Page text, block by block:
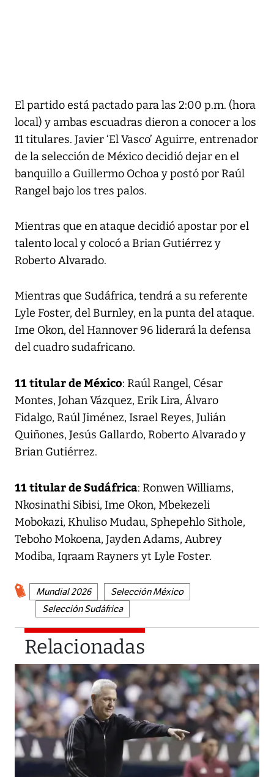
El partido está pactado para las 2:00 p.m. (hora
local) y ambas escuadras dieron a conocer a los
11 titulares. Javier ‘El Vasco’ Aguirre, entrenador
de la selección de México decidió dejar en el
banquillo a Guillermo Ochoa y postó por Raúl
Rangel bajo los tres palos.
Mientras que en ataque decidió apostar por el
talento local y colocó a Brian Gutiérrez y
Roberto Alvarado.
Mientras que Sudáfrica, tendrá a su referente
Lyle Foster, del Burnley, en la punta del ataque.
Ime Okon, del Hannover 96 liderará la defensa
del cuadro sudafricano.
11 titular de México: Raúl Rangel, César
Montes, Johan Vázquez, Erik Lira, Álvaro
Fidalgo, Raúl Jiménez, Israel Reyes, Julián
Quiñones, Jesús Gallardo, Roberto Alvarado y
Brian Gutiérrez.
11 titular de Sudáfrica: Ronwen Williams,
Nkosinathi Sibisi, Ime Okon, Mbekezeli
Mobokazi, Khuliso Mudau, Sphepehlo Sithole,
Teboho Mokoena, Jayden Adams, Aubrey
Modiba, Iqraam Rayners yt Lyle Foster.
Mundial 2026
Selección México
Selección Sudáfrica
Relacionadas